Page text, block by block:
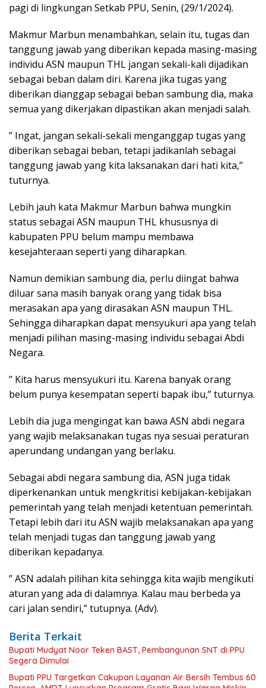
pagi di lingkungan Setkab PPU, Senin, (29/1/2024).
Makmur Marbun menambahkan, selain itu, tugas dan
tanggung jawab yang diberikan kepada masing-masing
individu ASN maupun THL jangan sekali-kali dijadikan
sebagai beban dalam diri. Karena jika tugas yang
diberikan dianggap sebagai beban sambung dia, maka
semua yang dikerjakan dipastikan akan menjadi salah.
” Ingat, jangan sekali-sekali menganggap tugas yang
diberikan sebagai beban, tetapi jadikanlah sebagai
tanggung jawab yang kita laksanakan dari hati kita,”
tuturnya.
Lebih jauh kata Makmur Marbun bahwa mungkin
status sebagai ASN maupun THL khususnya di
kabupaten PPU belum mampu membawa
kesejahteraan seperti yang diharapkan.
Namun demikian sambung dia, perlu diingat bahwa
diluar sana masih banyak orang yang tidak bisa
merasakan apa yang dirasakan ASN maupun THL.
Sehingga diharapkan dapat mensyukuri apa yang telah
menjadi pilihan masing-masing individu sebagai Abdi
Negara.
” Kita harus mensyukuri itu. Karena banyak orang
belum punya kesempatan seperti bapak ibu,” tuturnya.
Lebih dia juga mengingat kan bawa ASN abdi negara
yang wajib melaksanakan tugas nya sesuai peraturan
aperundang undangan yang berlaku.
Sebagai abdi negara sambung dia, ASN juga tidak
diperkenankan untuk mengkritisi kebijakan-kebijakan
pemerintah yang telah menjadi ketentuan pemerintah.
Tetapi lebih dari itu ASN wajib melaksanakan apa yang
telah menjadi tugas dan tanggung jawab yang
diberikan kepadanya.
” ASN adalah pilihan kita sehingga kita wajib mengikuti
aturan yang ada di dalamnya. Kalau mau berbeda ya
cari jalan sendiri,” tutupnya. (Adv).
Berita Terkait
Bupati Mudyat Noor Teken BAST, Pembangunan SNT di PPU
Segera Dimulai
Bupati PPU Targetkan Cakupan Layanan Air Bersih Tembus 60